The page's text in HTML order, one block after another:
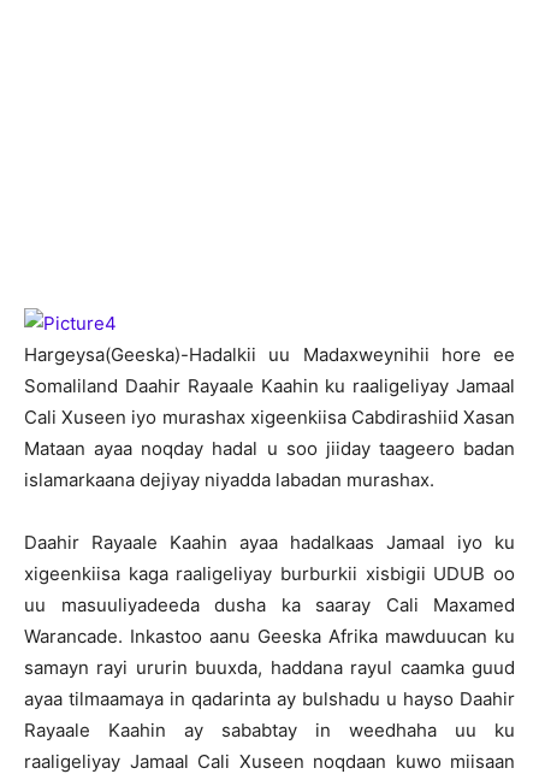
Hargeysa(Geeska)-Hadalkii uu Madaxweynihii hore ee
Somaliland Daahir Rayaale Kaahin ku raaligeliyay Jamaal
Cali Xuseen iyo murashax xigeenkiisa Cabdirashiid Xasan
Mataan ayaa noqday hadal u soo jiiday taageero badan
islamarkaana dejiyay niyadda labadan murashax.
Daahir Rayaale Kaahin ayaa hadalkaas Jamaal iyo ku
xigeenkiisa kaga raaligeliyay burburkii xisbigii UDUB oo
uu masuuliyadeeda dusha ka saaray Cali Maxamed
Warancade. Inkastoo aanu Geeska Afrika mawduucan ku
samayn rayi ururin buuxda, haddana rayul caamka guud
ayaa tilmaamaya in qadarinta ay bulshadu u hayso Daahir
Rayaale Kaahin ay sababtay in weedhaha uu ku
raaligeliyay Jamaal Cali Xuseen noqdaan kuwo miisaan